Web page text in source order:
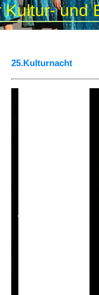
Kultur- und
25.Kulturnacht